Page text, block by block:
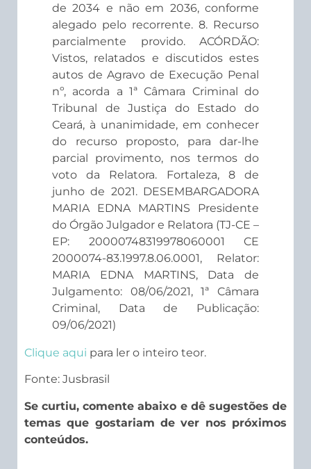
de 2034 e não em 2036, conforme
alegado pelo recorrente. 8. Recurso
parcialmente provido. ACÓRDÃO:
Vistos, relatados e discutidos estes
autos de Agravo de Execução Penal
nº, acorda a 1ª Câmara Criminal do
Tribunal de Justiça do Estado do
Ceará, à unanimidade, em conhecer
do recurso proposto, para dar-lhe
parcial provimento, nos termos do
voto da Relatora. Fortaleza, 8 de
junho de 2021. DESEMBARGADORA
MARIA EDNA MARTINS Presidente
do Órgão Julgador e Relatora (TJ-CE –
EP: 20000748319978060001 CE
2000074-83.1997.8.06.0001, Relator:
MARIA EDNA MARTINS, Data de
Julgamento: 08/06/2021, 1ª Câmara
Criminal, Data de Publicação:
09/06/2021)
Clique aqui para ler o inteiro teor.
Fonte: Jusbrasil
Se curtiu, comente abaixo e dê sugestões de
temas que gostariam de ver nos próximos
conteúdos.